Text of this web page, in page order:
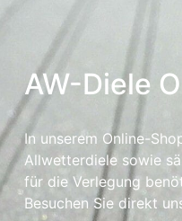
AW-Diele
In unserem Online-
Allwetterdiele sowie
für die Verlegung
Besuchen Sie direkt